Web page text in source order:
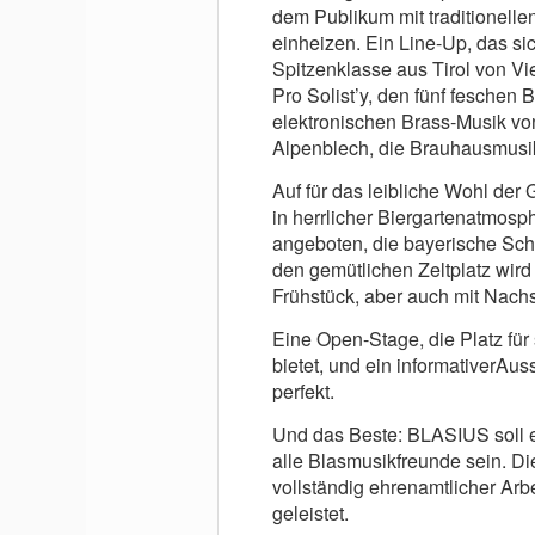
dem Publikum mit
einheizen. Ein Line-Up, das
Spitzenklasse aus Tirol von
Pro Solist’y, den fünf feschen
elektronischen Brass-Musik
Alpenblech, die
Auf für das leibliche Wohl der
in herrlicher
angeboten, die bayerische
den gemütlichen Zeltplatz
Frühstück, aber auch mit
Eine Open-Stage, die Platz
bietet, und ein
perfekt.
Und das Beste: BLASIUS soll
alle Blasmusikfreunde sein.
vollständig ehrenamtlicher
geleistet.